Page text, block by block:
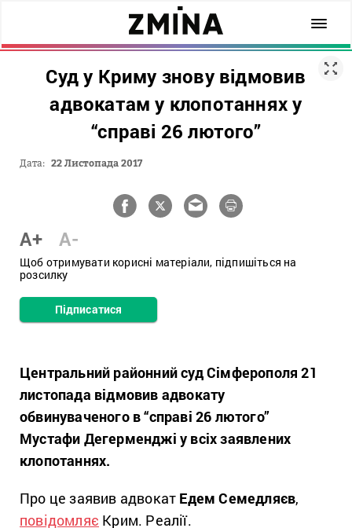
Суд у Криму знову відмовив
адвокатам у клопотаннях у
“справі 26 лютого”
Дата: 22 Листопада 2017
A+ A-
Щоб отримувати корисні матеріали, підпишіться на
розсилку
Підписатися
Центральний районний суд Сімферополя 21
листопада відмовив адвокату
обвинуваченого в “справі 26 лютого”
Мустафи Дегерменджі у всіх заявлених
клопотаннях.
Про це заявив адвокат Едем Семедляєв,
повідомляє Крим. Реалії.